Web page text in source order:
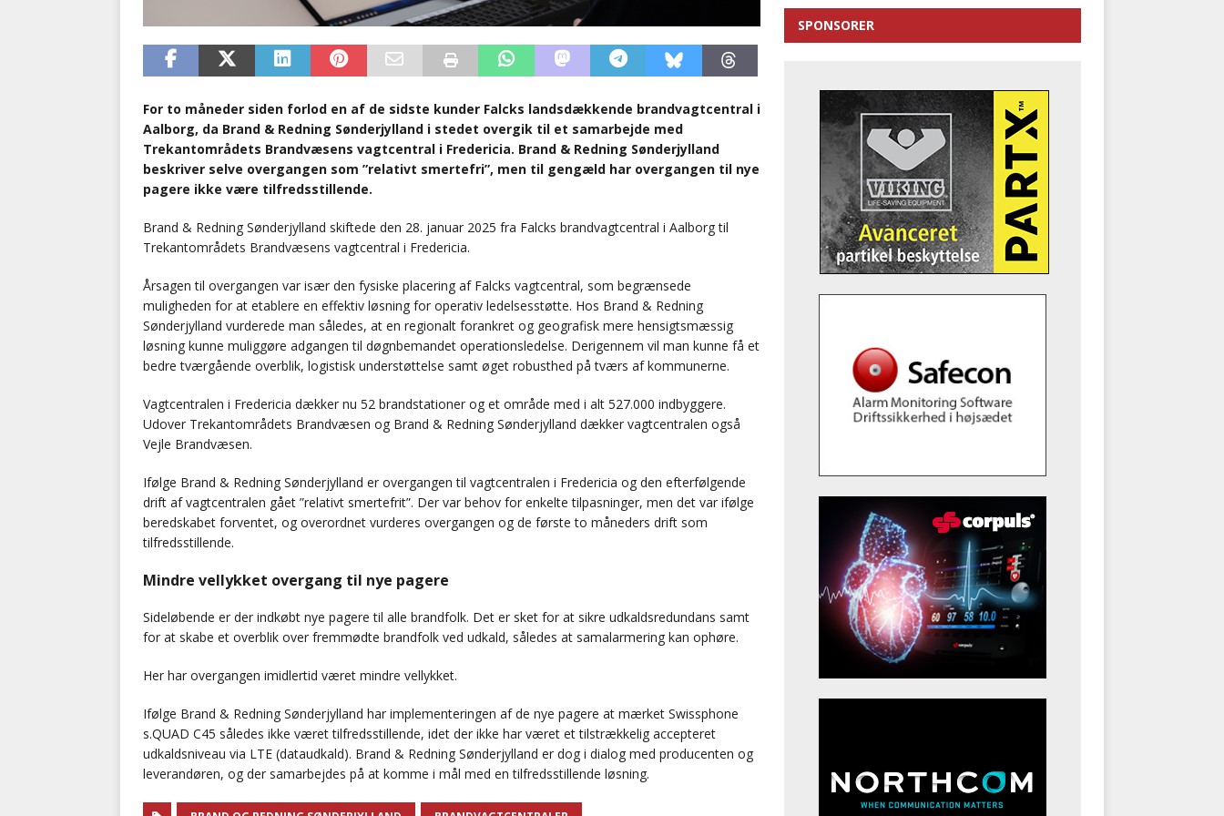
For to måneder siden forlod en af de sidste kunder Falcks landsdækkende brandvagtcentral i
Aalborg, da Brand & Redning Sønderjylland i stedet overgik til et samarbejde med
Trekantområdets Brandvæsens vagtcentral i Fredericia. Brand & Redning Sønderjylland
beskriver selve overgangen som ”relativt smertefri”, men til gengæld har overgangen til nye
pagere ikke være tilfredsstillende.
Brand & Redning Sønderjylland skiftede den 28. januar 2025 fra Falcks brandvagtcentral i Aalborg til
Trekantområdets Brandvæsens vagtcentral i Fredericia.
Årsagen til overgangen var især den fysiske placering af Falcks vagtcentral, som begrænsede
muligheden for at etablere en effektiv løsning for operativ ledelsesstøtte. Hos Brand & Redning
Sønderjylland vurderede man således, at en regionalt forankret og geografisk mere hensigtsmæssig
løsning kunne muliggøre adgangen til døgnbemandet operationsledelse. Derigennem vil man kunne få et
bedre tværgående overblik, logistisk understøttelse samt øget robusthed på tværs af kommunerne.
Vagtcentralen i Fredericia dækker nu 52 brandstationer og et område med i alt 527.000 indbyggere.
Udover Trekantområdets Brandvæsen og Brand & Redning Sønderjylland dækker vagtcentralen også
Vejle Brandvæsen.
Ifølge Brand & Redning Sønderjylland er overgangen til vagtcentralen i Fredericia og den efterfølgende
drift af vagtcentralen gået ”relativt smertefrit”. Der var behov for enkelte tilpasninger, men det var ifølge
beredskabet forventet, og overordnet vurderes overgangen og de første to måneders drift som
tilfredsstillende.
Mindre vellykket overgang til nye pagere
Sideløbende er der indkøbt nye pagere til alle brandfolk. Det er sket for at sikre udkaldsredundans samt
for at skabe et overblik over fremmødte brandfolk ved udkald, således at samalarmering kan ophøre.
Her har overgangen imidlertid været mindre vellykket.
Ifølge Brand & Redning Sønderjylland har implementeringen af de nye pagere at mærket Swissphone
s.QUAD C45 således ikke været tilfredsstillende, idet der ikke har været et tilstrækkelig accepteret
udkaldsniveau via LTE (dataudkald). Brand & Redning Sønderjylland er dog i dialog med producenten og
leverandøren, og der samarbejdes på at komme i mål med en tilfredsstillende løsning.
SPONSORER